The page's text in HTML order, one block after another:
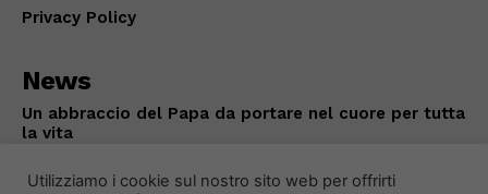
Privacy Policy
News
Un abbraccio del Papa da portare nel cuore per tutta
la vita
Utilizziamo i cookie sul nostro sito web per offrirti